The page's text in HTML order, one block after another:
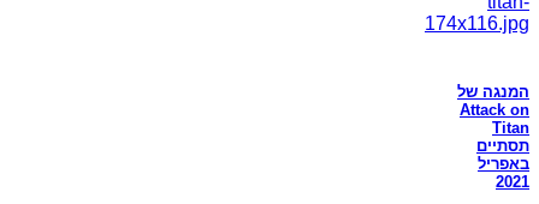
המנגה של
Attack on
Titan
תסתיים
באפריל
2021